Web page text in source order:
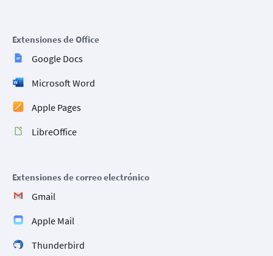
Extensiones de Office
Google Docs
Microsoft Word
Apple Pages
LibreOffice
Extensiones de correo electrónico
Gmail
Apple Mail
Thunderbird